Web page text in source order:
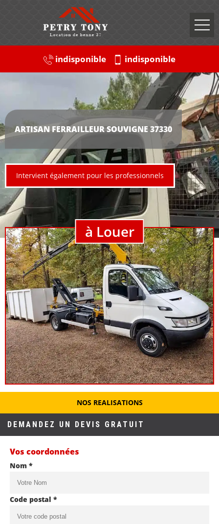
indisponible indisponible
ARTISAN FERRAILLEUR SOUVIGNE 37330
Intervient également pour les professionnels
à Louer
NOS REALISATIONS
DEMANDEZ UN DEVIS GRATUIT
Vos coordonnées
Nom *
Code postal *